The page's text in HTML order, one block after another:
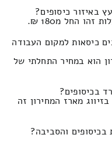
באיזור כיסופים?
כיסאות למקום העבודה
הוא במחיר התחלתי של
בכיסופים?
מארז המחירון זה
והסביבה?